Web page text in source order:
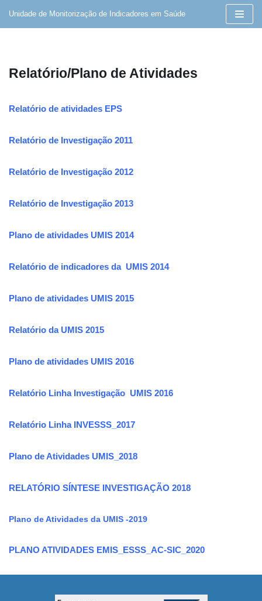
Avançar
conteúdo
Unidade de Monitorização de Indicadores em Saúde
Relatório/Plano de Atividades
Relatório de atividades EPS
Relatório de Investigação 2011
Relatório de Investigação 2012
Relatório de Investigação 2013
Plano de atividades UMIS 2014
Relatório de indicadores da UMIS 2014
Plano de atividades UMIS 2015
Relatório da UMIS 2015
Plano de atividades UMIS 2016
Relatório Linha Investigação UMIS 2016
Relatório Linha INVESSS_2017
Plano de Atividades UMIS_2018
RELATÓRIO SÍNTESE INVESTIGAÇÃO 2018
Plano de Atividades da UMIS -2019
PLANO ATIVIDADES EMIS_ESSS_AC-SIC_2020